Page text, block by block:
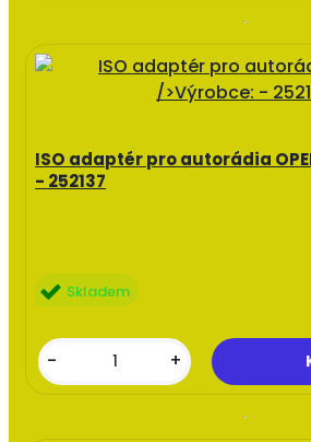
ISO adaptér pro autorádia
- 252137
Skladem
- +